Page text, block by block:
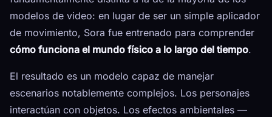
modelos de video: en lugar de ser un simple aplicador
de movimiento, Sora fue entrenado para comprender
cómo funciona el mundo físico a lo largo del tiempo.
El resultado es un modelo capaz de manejar
escenarios notablemente complejos. Los personajes
interactúan con objetos. Los efectos ambientales —